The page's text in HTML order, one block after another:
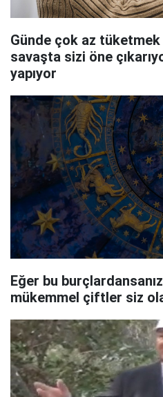
Günde çok az
savaşta sizi öne
yapıyor
Eğer bu
mükemmel çiftler siz